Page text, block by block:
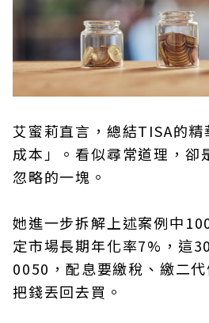
艾蜜莉直言，總結TISA的
成本」。看似尋常道理，卻
忽略的一塊。
她進一步拆解上述案例中
定市場長期年化率7%，這
0050，配息要繳稅、繳二
把錢丟回去買。